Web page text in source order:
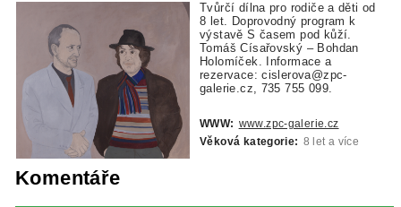
Tvůrčí dílna pro rodiče a děti od
8 let. Doprovodný program k
výstavě S časem pod kůží.
Tomáš Císařovský – Bohdan
Holomíček. Informace a
rezervace: cislerova@zpc-
galerie.cz, 735 755 099.
WWW: www.zpc-galerie.cz
Věková kategorie: 8 let a více
Komentáře